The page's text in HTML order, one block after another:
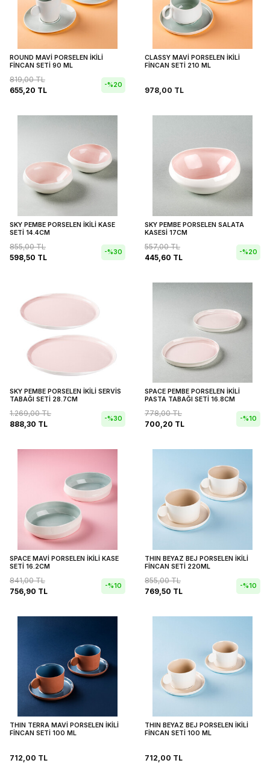
ROUND MAVİ PORSELEN İKİLİ
FİNCAN SETİ 90 ML
819,00TL
655,20 TL
-%20
CLASSY MAVİ PORSELEN İKİLİ
FİNCAN SETİ 210 ML
978,00 TL
SKY PEMBE PORSELEN İKİLİ KASE
SETİ 14.4CM
855,00TL
598,50 TL
-%30
SKY PEMBE PORSELEN SALATA
KASESİ 17CM
557,00TL
445,60 TL
-%20
SKY PEMBE PORSELEN İKİLİ SERVİS
TABAĞI SETİ 28.7CM
1.269,00TL
888,30 TL
-%30
SPACE PEMBE PORSELEN İKİLİ
PASTA TABAĞI SETİ 16.8CM
778,00TL
700,20 TL
-%10
SPACE MAVİ PORSELEN İKİLİ KASE
SETİ 16.2CM
841,00TL
756,90 TL
-%10
THIN BEYAZ BEJ PORSELEN İKİLİ
FİNCAN SETİ 220ML
855,00TL
769,50 TL
-%10
THIN TERRA MAVİ PORSELEN İKİLİ
FİNCAN SETİ 100 ML
712,00 TL
THIN BEYAZ BEJ PORSELEN İKİLİ
FİNCAN SETİ 100 ML
712,00 TL